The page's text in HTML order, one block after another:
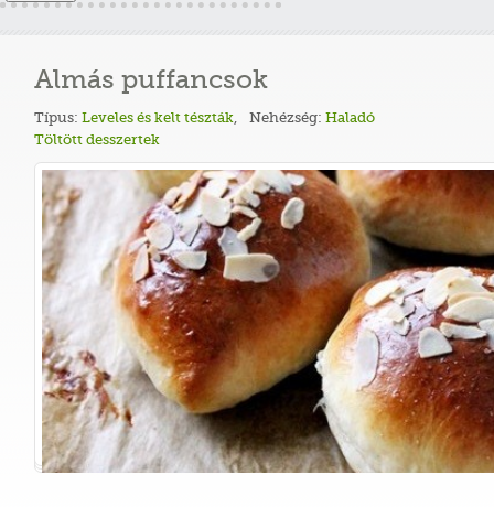
Almás puffancsok
Típus: Leveles és kelt tészták,
Töltött desszertek
Nehézség: Haladó